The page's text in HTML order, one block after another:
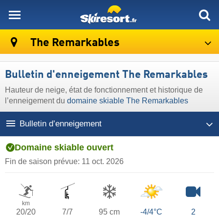
The Remarkables
Bulletin d'enneigement The Remarkables
Hauteur de neige, état de fonctionnement et historique de
l’enneigement du domaine skiable The Remarkables
Bulletin d’enneigement
Domaine skiable ouvert
Fin de saison prévue: 11 oct. 2026
km
20/20 7/7 95 cm -4/4°C 2